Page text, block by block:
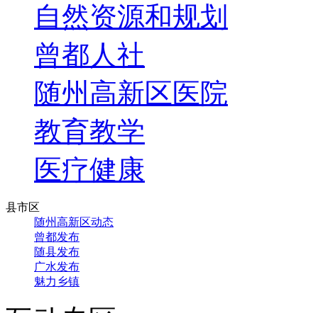
自然资源和规划
曾都人社
随州高新区医院
教育教学
医疗健康
县市区
随州高新区动态
曾都发布
随县发布
广水发布
魅力乡镇